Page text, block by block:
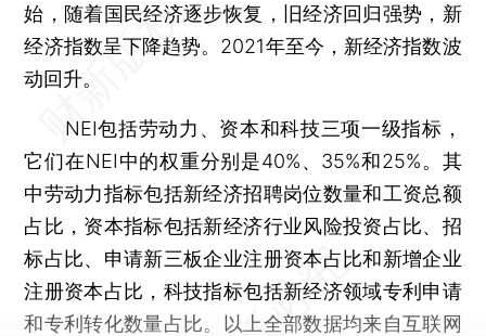
始，随着国民经济逐步恢复，旧经济回归强势，新
经济指数呈下降趋势。2021年至今，新经济指数波
动回升。
NEI包括劳动力、资本和科技三项一级指标，
它们在NEI中的权重分别是40%、35%和25%。其
中劳动力指标包括新经济招聘岗位数量和工资总额
占比，资本指标包括新经济行业风险投资占比、招
标占比、申请新三板企业注册资本占比和新增企业
注册资本占比，科技指标包括新经济领域专利申请
和专利转化数量占比。以上全部数据均来自互联网